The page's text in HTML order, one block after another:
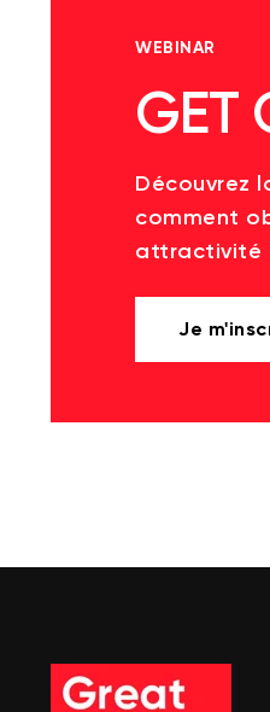
WEBINAR
GET
Découvrez
comment
attractivité
Je